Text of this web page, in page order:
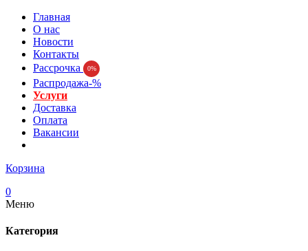
Главная
О нас
Новости
Контакты
Рассрочка
0%
Распродажа-%
Услуги
Доставка
Оплата
Вакансии
Корзина
0
Меню
Категория